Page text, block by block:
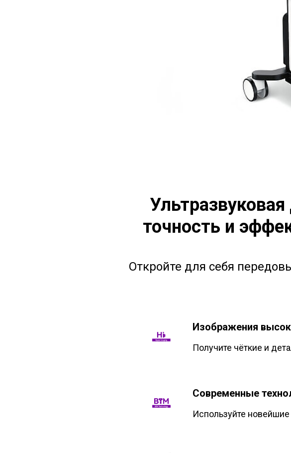
точность и
Откройте для себя
Изображения
Получите чёткие и
Современные
Используйте